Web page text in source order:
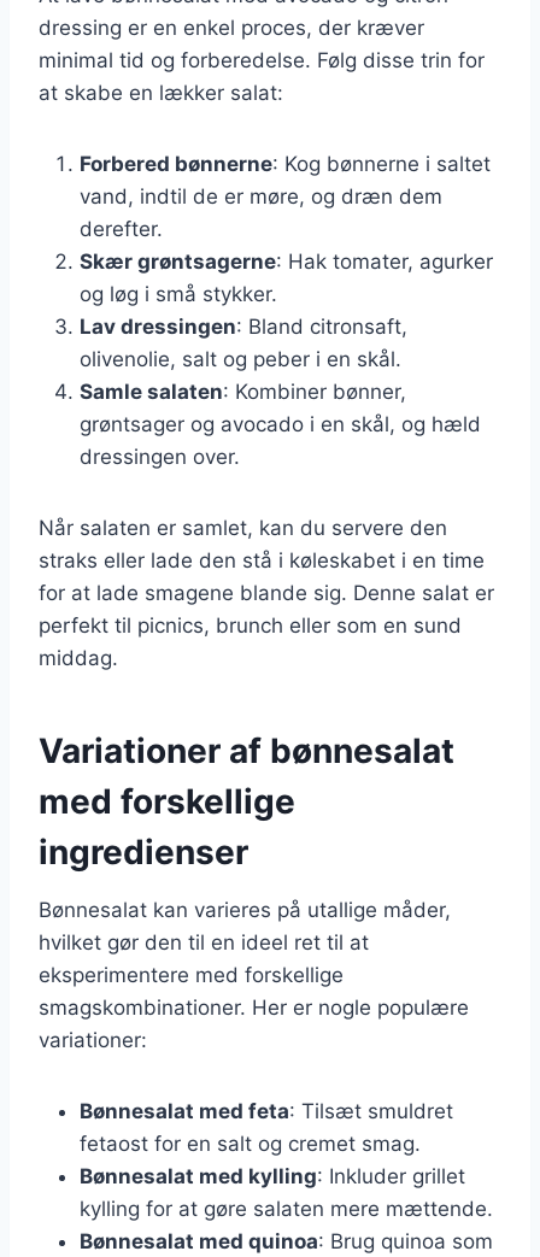
dressing er en enkel proces, der kræver
minimal tid og forberedelse. Følg disse trin for
at skabe en lækker salat:
Forbered bønnerne: Kog bønnerne i saltet
vand, indtil de er møre, og dræn dem
derefter.
Skær grøntsagerne: Hak tomater, agurker
og løg i små stykker.
Lav dressingen: Bland citronsaft,
olivenolie, salt og peber i en skål.
Samle salaten: Kombiner bønner,
grøntsager og avocado i en skål, og hæld
dressingen over.
Når salaten er samlet, kan du servere den
straks eller lade den stå i køleskabet i en time
for at lade smagene blande sig. Denne salat er
perfekt til picnics, brunch eller som en sund
middag.
Variationer af bønnesalat
med forskellige
ingredienser
Bønnesalat kan varieres på utallige måder,
hvilket gør den til en ideel ret til at
eksperimentere med forskellige
smagskombinationer. Her er nogle populære
variationer:
Bønnesalat med feta: Tilsæt smuldret
fetaost for en salt og cremet smag.
Bønnesalat med kylling: Inkluder grillet
kylling for at gøre salaten mere mættende.
Bønnesalat med quinoa: Brug quinoa som